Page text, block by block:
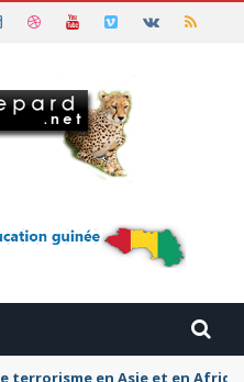
terrorisme en Asie et en